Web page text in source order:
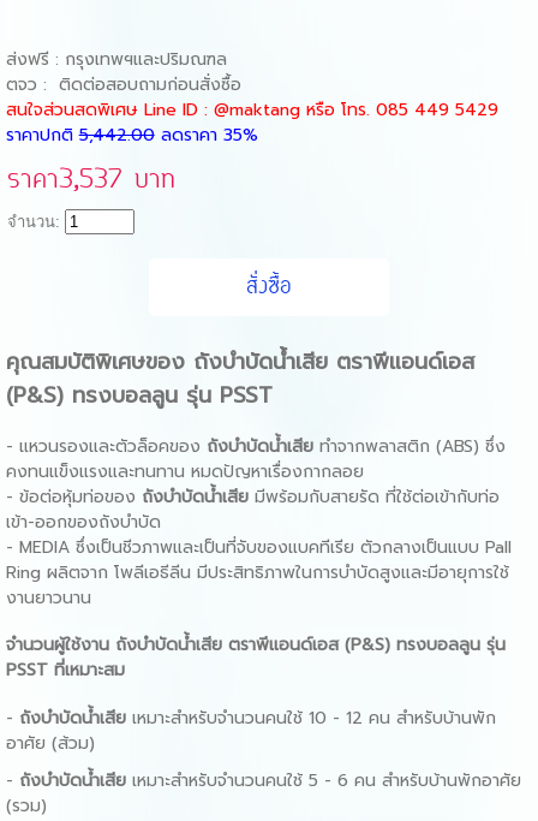
ส่งฟรี : กรุงเทพฯและปริมณฑล
ตจว : ติดต่อสอบถามก่อนสั่งซื้อ
สนใจส่วนสดพิเศษ Line ID : @maktangหรือ โทร. 085 449 5429
ราคาปกติ5,442.00ลดราคา 35%
ราคา3,537 บาท
จำนวน:
คุณสมบัติพิเศษของ ถังบำบัดน้ําเสียตราพีแอนด์เอส
(P&S) ทรงบอลลูน รุ่น PSST
- แหวนรองและตัวล็อคของ ถังบำบัดน้ําเสียทำจากพลาสติก (ABS) ซึ่ง
คงทนแข็งแรงและทนทาน หมดปัญหาเรื่องกากลอย
- ข้อต่อหุ้มท่อของ ถังบำบัดน้ําเสียมีพร้อมกับสายรัด ที่ใช้ต่อเข้ากับท่อ
เข้า-ออกของถังบำบัด
- MEDIA ซึ่งเป็นชีวภาพและเป็นที่จับของแบคทีเรีย ตัวกลางเป็นแบบ Pall
Ring ผลิตจาก โพลีเอธีลีน มีประสิทธิภาพในการบำบัดสูงและมีอายุการใช้
งานยาวนาน
จำนวนผู้ใช้งาน ถังบำบัดน้ําเสีย ตราพีแอนด์เอส (P&S) ทรงบอลลูน รุ่น
PSST ที่เหมาะสม
- ถังบำบัดน้ําเสียเหมาะสำหรับจำนวนคนใช้ 10 - 12 คน สำหรับบ้านพัก
อาศัย (ส้วม)
- ถังบำบัดน้ําเสียเหมาะสำหรับจำนวนคนใช้ 5 - 6 คน สำหรับบ้านพักอาศัย
(รวม)